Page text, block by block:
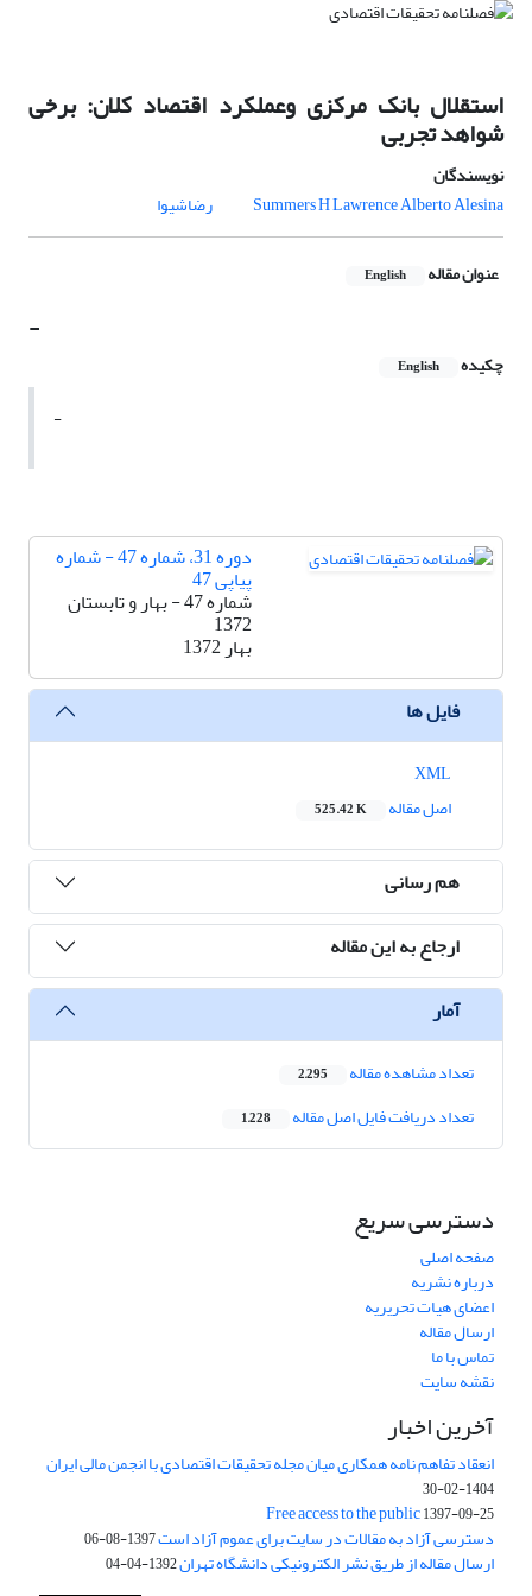
استقلال بانک مرکزی وعملکرد اقتصاد کلان: برخی
شواهد تجربی
نویسندگان
Summers H LawrenceAlberto Alesina رضاشیوا
عنوان مقاله English
-
چکیده English
-
دوره 31، شماره 47 - شماره
پیاپی 47
شماره 47 - بهار و تابستان
1372
بهار 1372
فایل ها
اصل مقاله
525.42 K
هم رسانی
ارجاع به این مقاله
آمار
تعداد مشاهده مقاله 2,295
تعداد دریافت فایل اصل مقاله 1,228
دسترسی سریع
صفحه اصلی
درباره نشریه
اعضای هیات تحریریه
ارسال مقاله
تماس با ما
نقشه سایت
آخرین اخبار
انعقاد تفاهم نامه همکاری میان مجله تحقیقات اقتصادی با انجمن مالی ایران
1404-02-30
Free access to the public1397-09-25
دسترسی آزاد به مقالات در سایت برای عموم آزاد است1397-08-06
ارسال مقاله از طریق نشر الکترونیکی دانشگاه تهران1392-04-04